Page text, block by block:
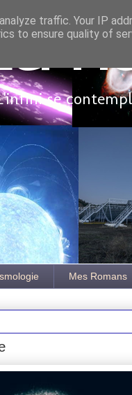
se
Mes Romans
traffic. Your IP
to ensure quality of